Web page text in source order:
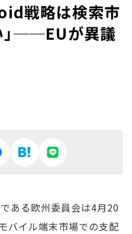
戦略は検索市
」──EUが異議
ある欧州委員会は4月20
バイル端末市場での支配